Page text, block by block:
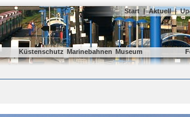
Start | Aktuell |
Küstenschutz Marinebahnen Museum